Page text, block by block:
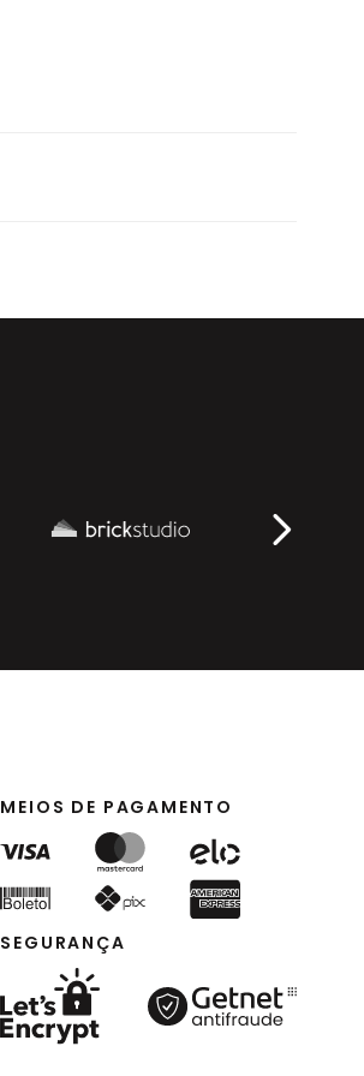
MEIOS DE PAGAMENTO
SEGURANÇA